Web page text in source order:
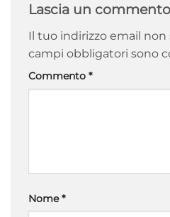
Lascia un commento
Il tuo indirizzo email non
campi obbligatori sono
Commento *
Nome*